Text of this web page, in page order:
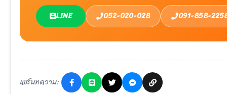
LINE 052-020-028 091-858-
แชร์บทความ: